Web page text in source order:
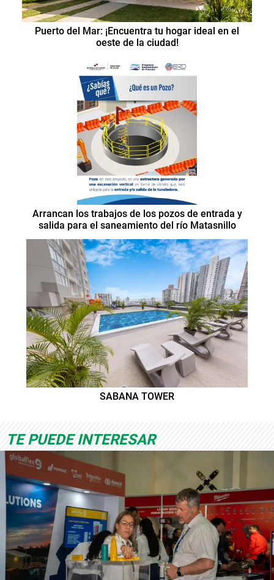
Puerto del Mar: ¡Encuentra tu hogar ideal en el
oeste de la ciudad!
Arrancan los trabajos de los pozos de entrada y
salida para el saneamiento del río Matasnillo
SABANA TOWER
TE PUEDE INTERESAR